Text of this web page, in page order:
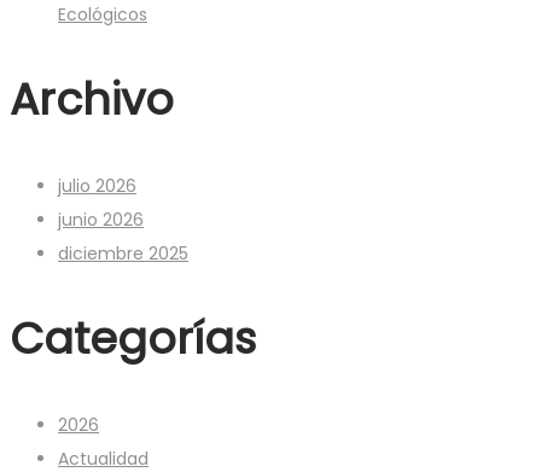
Ecológicos
Archivo
julio 2026
junio 2026
diciembre 2025
Categorías
2026
Actualidad